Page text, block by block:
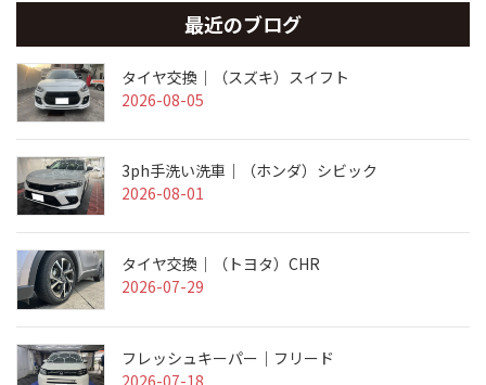
最近のブログ
タイヤ交換｜（スズキ）スイフト
2026-08-05
3ph手洗い洗車｜（ホンダ）シビック
2026-08-01
タイヤ交換｜（トヨタ）CHR
2026-07-29
フレッシュキーパー｜フリード
2026-07-18